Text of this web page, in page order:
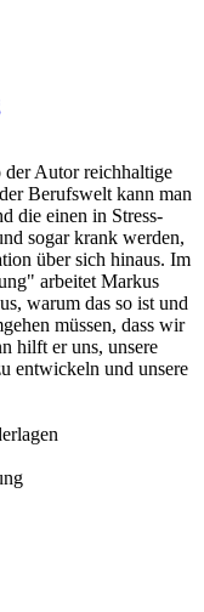
Autor reichhaltige
Berufswelt kann man
die einen in Stress-
sogar krank werden,
über sich hinaus. Im
arbeitet Markus
warum das so ist und
müssen, dass wir
hilft er uns, unsere
entwickeln und unsere